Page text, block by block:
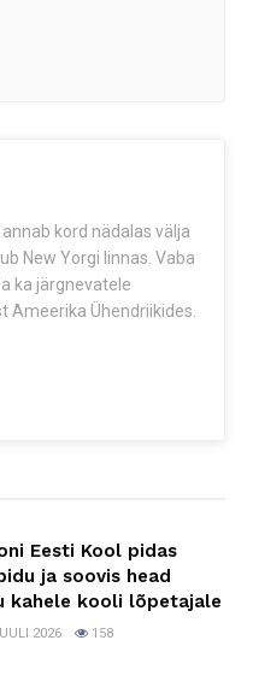
kord nädalas välja
New Yorgi linnas. Vaba
ka järgnevatele
Ameerika Ühendriikides.
Eesti Kool pidas
ja soovis head
kahele kooli lõpetajale
2026 158